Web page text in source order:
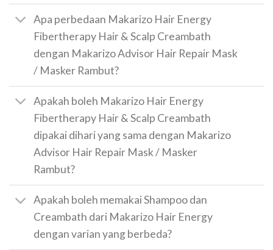
Apa perbedaan Makarizo Hair Energy
Fibertherapy Hair & Scalp Creambath
dengan Makarizo Advisor Hair Repair Mask
/ Masker Rambut?
Apakah boleh Makarizo Hair Energy
Fibertherapy Hair & Scalp Creambath
dipakai dihari yang sama dengan Makarizo
Advisor Hair Repair Mask / Masker
Rambut?
Apakah boleh memakai Shampoo dan
Creambath dari Makarizo Hair Energy
dengan varian yang berbeda?